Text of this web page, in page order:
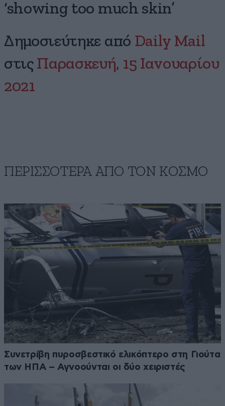
‘showing too much skin’
Δημοσιεύτηκε από Daily Mail
στις Παρασκευή, 15 Ιανουαρίου
2021
ΠΕΡΙΣΣΟΤΕΡΑ ΑΠΟ ΤΟΝ ΚΟΣΜΟ
Συνετρίβη πυροσβεστικό ελικόπτερο στη Γιούτα
των ΗΠΑ – Αγνοούνται οι δύο χειριστές